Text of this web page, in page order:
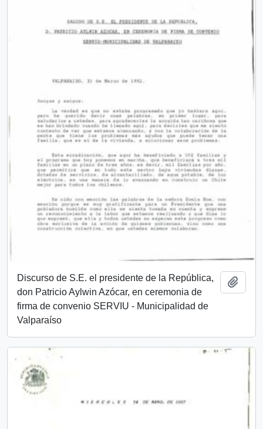
Discurso de S.E. el presidente de la República,
don Patricio Aylwin Azócar, en ceremonia de
firma de convenio SERVIU - Municipalidad de
Valparaíso